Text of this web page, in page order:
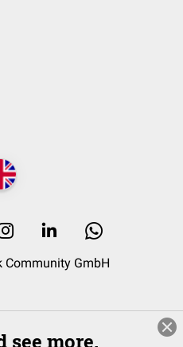
GmbH
see more.